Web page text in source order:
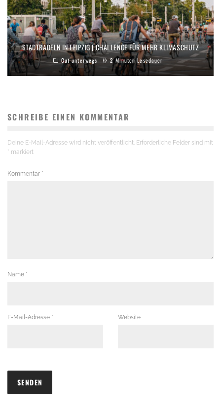
STADTRADELN IN LEIPZIG | CHALLENGE FÜR MEHR KLIMASCHUTZ
Gut unterwegs 2 Minuten Lesedauer
SCHREIBE EINEN KOMMENTAR
Deine E-Mail-Adresse wird nicht veröffentlicht. Erforderliche Felder sind mit
* markiert
Kommentar *
Name *
E-Mail-Adresse * Website